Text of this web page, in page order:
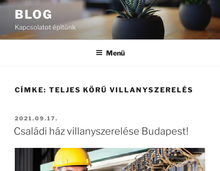
Tartalomhoz
BLOG
Kapcsolatot építünk
Menü
CÍMKE: TELJES KÖRŰ VILLANYSZERELÉS
BEKÜLDVE:
2021.09.17.
Családi ház villanyszerelése Budapest!